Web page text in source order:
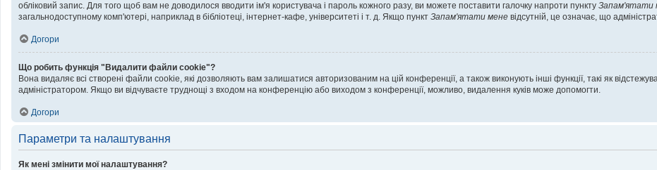
обліковий запис. Для того щоб вам не доводилося вводити ім'я користувача і пароль кожного разу, ви можете поставити галочку напроти пункту Запам'ятати
загальнодоступному комп'ютері, наприклад в бібліотеці, інтернет-кафе, університеті і т. д. Якщо пункт Запам'ятати мене відсутній, це означає, що
Догори
Що робить функція "Видалити файли cookie"?
Вона видаляє всі створені файли cookie, які дозволяють вам залишатися авторизованим на цій конференції, а також виконують інші функції, такі як
адміністратором. Якщо ви відчуваєте труднощі з входом на конференцію або виходом з конференції, можливо, видалення куків може допомогти.
Догори
Параметри та налаштування
Як мені змінити мої налаштування?